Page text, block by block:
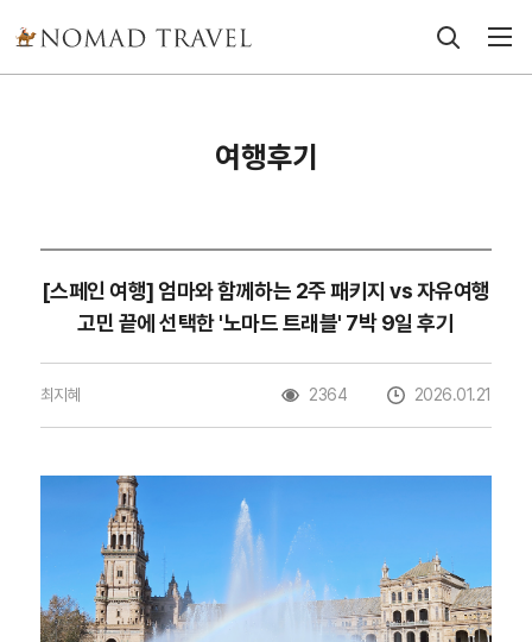
여행후기
[스페인 여행] 엄마와 함께하는 2주 패키지 vs 자유여행
고민 끝에 선택한 '노마드 트래블' 7박 9일 후기
최지혜 2364 2026.01.21